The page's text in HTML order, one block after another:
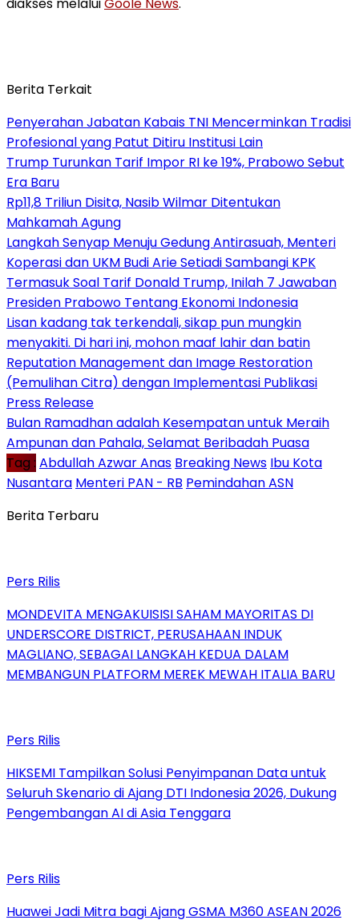
Berita Terkait
Penyerahan Jabatan Kabais TNI Mencerminkan Tradisi
Profesional yang Patut Ditiru Institusi Lain
Trump Turunkan Tarif Impor RI ke 19%, Prabowo Sebut
Era Baru
Rp11,8 Triliun Disita, Nasib Wilmar Ditentukan
Mahkamah Agung
Langkah Senyap Menuju Gedung Antirasuah, Menteri
Koperasi dan UKM Budi Arie Setiadi Sambangi KPK
Termasuk Soal Tarif Donald Trump, Inilah 7 Jawaban
Presiden Prabowo Tentang Ekonomi Indonesia
Lisan kadang tak terkendali, sikap pun mungkin
menyakiti. Di hari ini, mohon maaf lahir dan batin
Reputation Management dan Image Restoration
(Pemulihan Citra) dengan Implementasi Publikasi
Press Release
Bulan Ramadhan adalah Kesempatan untuk Meraih
Ampunan dan Pahala, Selamat Beribadah Puasa
Tag : Abdullah Azwar Anas Breaking News Ibu Kota
Nusantara Menteri PAN - RB Pemindahan ASN
Berita Terbaru
Pers Rilis
MONDEVITA MENGAKUISISI SAHAM MAYORITAS DI
UNDERSCORE DISTRICT, PERUSAHAAN INDUK
MAGLIANO, SEBAGAI LANGKAH KEDUA DALAM
MEMBANGUN PLATFORM MEREK MEWAH ITALIA BARU
Pers Rilis
HIKSEMI Tampilkan Solusi Penyimpanan Data untuk
Seluruh Skenario di Ajang DTI Indonesia 2026, Dukung
Pengembangan AI di Asia Tenggara
Pers Rilis
Huawei Jadi Mitra bagi Ajang GSMA M360 ASEAN 2026